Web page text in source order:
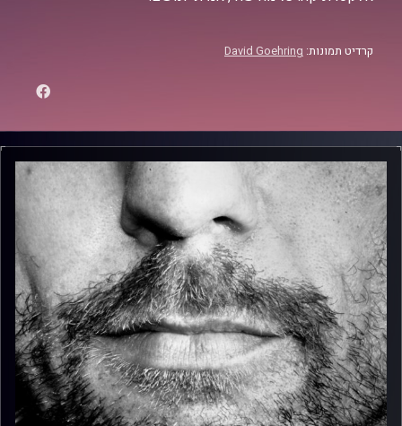
קרדיט תמונות: David Goehring